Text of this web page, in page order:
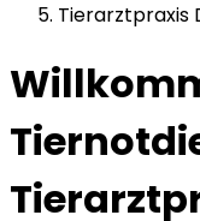
Tierarztpraxis